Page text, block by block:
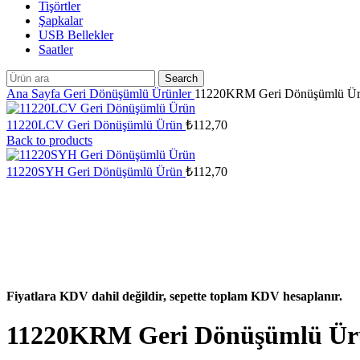
Tişörtler
Şapkalar
USB Bellekler
Saatler
Search
Ana Sayfa Geri Dönüşümlü Ürünler 11220KRM Geri Dönüşümlü
11220LCV Geri Dönüşümlü Ürün ₺112,70
Back to products
11220SYH Geri Dönüşümlü Ürün ₺112,70
Fiyatlara KDV dahil değildir, sepette toplam KDV hesaplanır.
11220KRM Geri Dönüşümlü